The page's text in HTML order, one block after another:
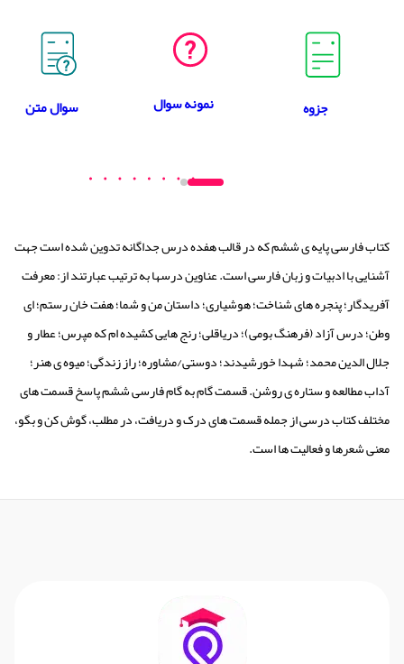
جزوه نمونه سوال سوال متن
کتاب فارسی پایه ی ششم که در قالب هفده درس جداگانه تدوین شده است جهت
آشنایی با ادبیات و زبان فارسی است. عناوین درسها به ترتیب عبارتند از: معرفت
آفریدگار؛ پنجره های شناخت؛ هوشیاری؛ داستان من و شما؛ هفت خان رستم؛ ای
وطن؛ درس آزاد (فرهنگ بومی)؛ دریاقلی؛ رنج هایی کشیده ام که مپرس؛ عطار و
جلال الدین محمد؛ شهدا خورشیدند؛ دوستی/مشاوره؛ راز زندگی؛ میوه ی هنر؛
آداب مطالعه و ستاره ی روشن. قسمت گام به گام فارسی ششم پاسخ قسمت های
مختلف کتاب درسی از جمله قسمت های درک و دریافت، در مطلب، گوش کن و بگو،
معنی شعرها و فعالیت ها است.